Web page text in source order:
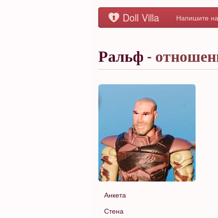
Doll Villa Напишите
Ральф -
Анкета
Стена